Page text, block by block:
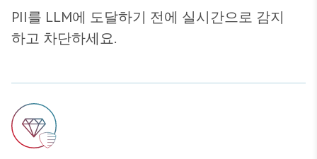
PII를 LLM에 도달하기 전에 실시간으로 감지
하고 차단하세요.